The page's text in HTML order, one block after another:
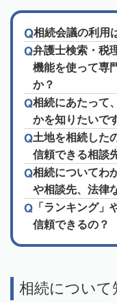
相続会議の利用
弁護士検索・税
機能を使って専
か？
相続にあたって
かを知りたいで
土地を相続した
信頼できる相談
相続についてわ
や相談先、法律
「ランキング」
信頼できるの？
相続について